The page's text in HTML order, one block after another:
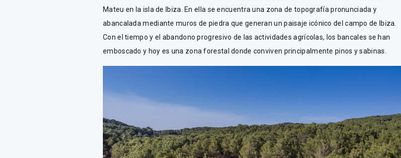
Mateu en la isla de Ibiza. En ella se encuentra una zona de topografía pronunciada y
abancalada mediante muros de piedra que generan un paisaje icónico del campo de Ibiza.
Con el tiempo y el abandono progresivo de las actividades agrícolas, los bancales se han
emboscado y hoy es una zona forestal donde conviven principalmente pinos y sabinas.